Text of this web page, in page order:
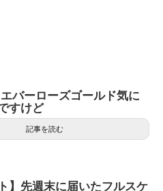
バーローズゴールド気に
すけど
記事を読む
】先週末に届いたフルスケ